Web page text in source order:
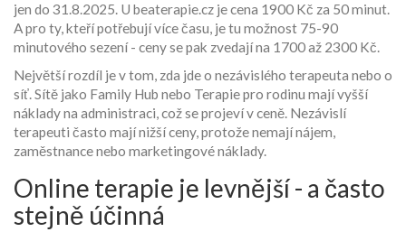
jen do 31.8.2025. U beaterapie.cz je cena 1900 Kč za 50 minut.
A pro ty, kteří potřebují více času, je tu možnost 75-90
minutového sezení - ceny se pak zvedají na 1700 až 2300 Kč.
Největší rozdíl je v tom, zda jde o nezávislého terapeuta nebo o
síť. Sítě jako Family Hub nebo Terapie pro rodinu mají vyšší
náklady na administraci, což se projeví v ceně. Nezávislí
terapeuti často mají nižší ceny, protože nemají nájem,
zaměstnance nebo marketingové náklady.
Online terapie je levnější - a často
stejně účinná